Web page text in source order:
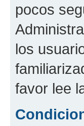
pocos
los
favor lee